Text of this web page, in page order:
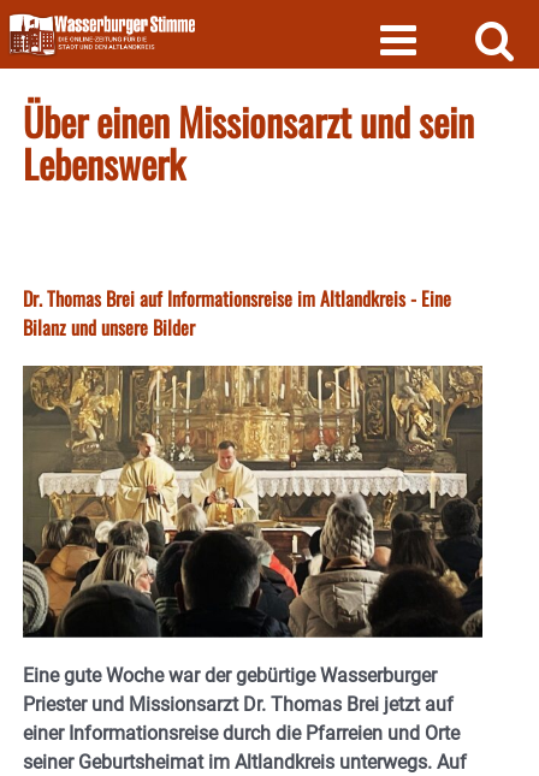
Skip
to
content
Über einen Missionsarzt und sein
Lebenswerk
Dr. Thomas Brei auf Informationsreise im Altlandkreis - Eine
Bilanz und unsere Bilder
Eine gute Woche war der gebürtige Wasserburger
Priester und Missionsarzt Dr. Thomas Brei jetzt auf
einer Informationsreise durch die Pfarreien und Orte
seiner Geburtsheimat im Altlandkreis unterwegs. Auf